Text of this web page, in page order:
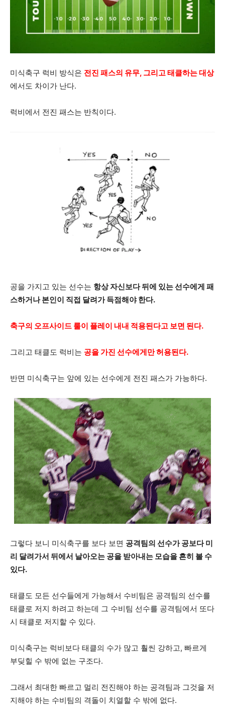
미식축구 럭비 방식은 전진 패스의 유무, 그리고 태클하는 대상
에서도 차이가 난다.
럭비에서 전진 패스는 반칙이다.
공을 가지고 있는 선수는 항상 자신보다 뒤에 있는 선수에게 패
스하거나 본인이 직접 달려가 득점해야 한다.
축구의 오프사이드 룰이 플레이 내내 적용된다고 보면 된다.
그리고 태클도 럭비는 공을 가진 선수에게만 허용된다.
반면 미식축구는 앞에 있는 선수에게 전진 패스가 가능하다.
그렇다 보니 미식축구를 보다 보면 공격팀의 선수가 공보다 미
리 달려가서 뒤에서 날아오는 공을 받아내는 모습을 흔히 볼 수
있다.
태클도 모든 선수들에게 가능해서 수비팀은 공격팀의 선수를
태클로 저지 하려고 하는데 그 수비팀 선수를 공격팀에서 또다
시 태클로 저지할 수 있다.
미식축구는 럭비보다 태클의 수가 많고 훨씬 강하고, 빠르게
부딪힐 수 밖에 없는 구조다.
그래서 최대한 빠르고 멀리 전진해야 하는 공격팀과 그것을 저
지해야 하는 수비팀의 격돌이 치열할 수 밖에 없다.